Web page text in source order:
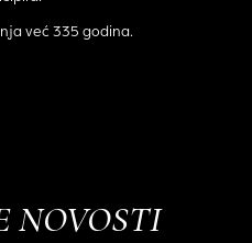
već 335 godina.
NOVOSTI